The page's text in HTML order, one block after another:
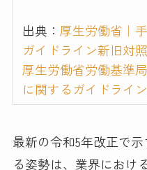
出典： 厚生労働省｜
ガイドライン新旧対
厚生労働省労働基準
に関するガイドライ
最新の令和5年改正で
る姿勢は、業界におけ